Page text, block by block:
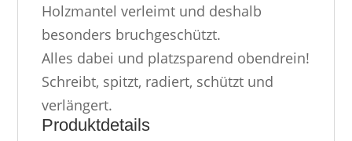
Holzmantel verleimt und deshalb
besonders bruchgeschützt.
Alles dabei und platzsparend obendrein!
Schreibt, spitzt, radiert, schützt und
verlängert.
Produktdetails